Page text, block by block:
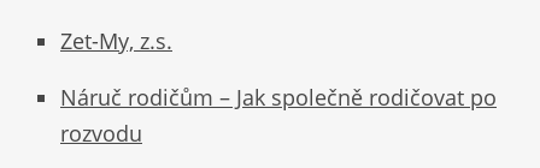
Zet-My, z.s.
Náruč rodičům – Jak společně rodičovat po
rozvodu